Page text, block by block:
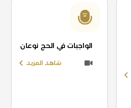
الواجبات في الحج نوعان
شاهد المزيد